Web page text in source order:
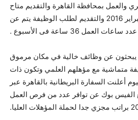
مصري والعمل بمحافظة القاهرة والتقديم متاح
الان حتى يوم 29 فبراير 2016 والتقديم لطلب الوظيفة يتم عن
العمل 36 ساعة فى الأسبوع .
يبحثون عن وظائف خالية في مكان مرموق
متماشية مع مؤهلهم العلمي وتكون ذات
أعلنت السفارة البريطانية بالقاهرة عبر
الفيس بوك عن توافر عدد من فرص العمل
العليا.